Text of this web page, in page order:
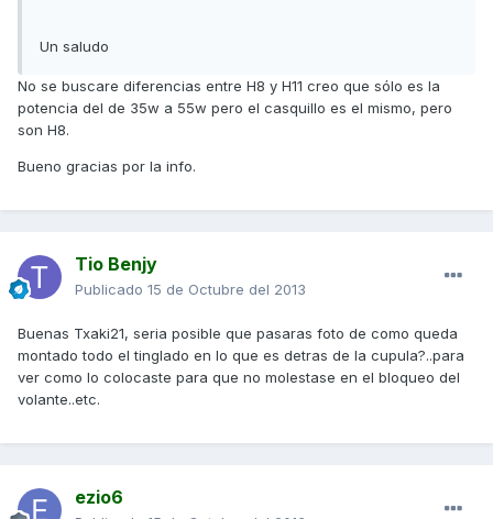
Un saludo
No se buscare diferencias entre H8 y H11 creo que sólo es la
potencia del de 35w a 55w pero el casquillo es el mismo, pero
son H8.
Bueno gracias por la info.
Tio Benjy
Publicado 15 de Octubre del 2013
Buenas Txaki21, seria posible que pasaras foto de como queda
montado todo el tinglado en lo que es detras de la cupula?..para
ver como lo colocaste para que no molestase en el bloqueo del
volante..etc.
ezio6